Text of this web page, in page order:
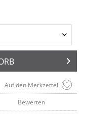
Auf den Merkzettel
Bewerten